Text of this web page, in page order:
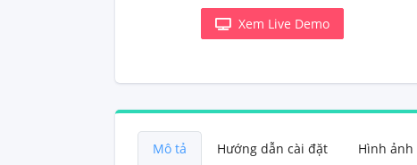
Xem Live Demo
Mô tả Hướng dẫn cài đặt